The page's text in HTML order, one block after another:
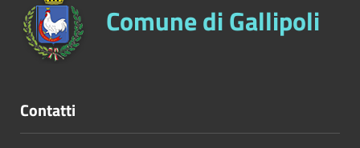
Comune di Gallipoli
Contatti